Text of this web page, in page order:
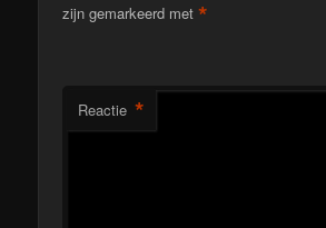
zijn gemarkeerd met*
Reactie *